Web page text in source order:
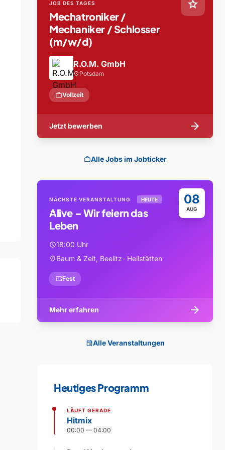
star
JOB DES TAGES
Mechatroniker /
Mechaniker / Schlosser
(m/w/d)
R.O.M. GmbH
location_on Potsdam
workVollzeit
Jetzt bewerben arrow_forward
workAlle Jobs im Jobticker
08
AUG
NÄCHSTE VERANSTALTUNG HEUTE
Alive – Wir feiern das
Leben
schedule18:00 Uhr
location_onBaum & Zeit, Beelitz- Heilstätten
confirmation_numberFest
Mehr erfahren arrow_forward
eventAlle Veranstaltungen
Heutiges Programm
LÄUFT GERADE
Hitmix
00:00 — 04:00